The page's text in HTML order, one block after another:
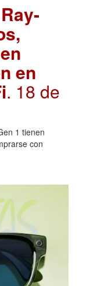
en
. 18 de
1 tienen
con